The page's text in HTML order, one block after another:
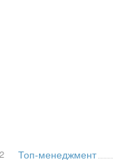
Топ-менеджмент